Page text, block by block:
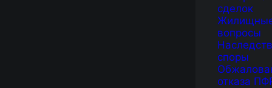
сделок
вопросы
споры
отказа